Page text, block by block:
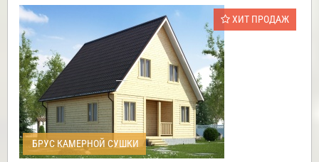
ХИТ ПРОДАЖ
БРУС КАМЕРНОЙ СУШКИ